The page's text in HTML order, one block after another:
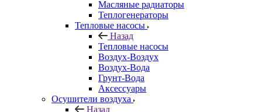
Масляные радиаторы
Теплогенераторы
Тепловые насосы
Назад
Тепловые насосы
Воздух-Воздух
Воздух-Вода
Грунт-Вода
Аксессуары
Осушители воздуха
Назад